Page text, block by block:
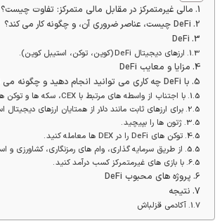
مالی غیرمتمرکز در مقابل مالی متمرکز: تفاوت چیست؟
DeFi چیست، عناصر ضروری آن، و چگونه کار می کند؟
DeFi
ارزهای دیجیتال DeFi (کوین، توکن، استیبل کوین).
مزایا و معایب DeFi
با DeFi چه کاری می توانید انجام دهید و چگونه می توان پول درآورد؟
با اجتناب از واسطه های مرتبط با CEX، سکه ها و توکن ها را در یک DEX مبادله کنید .
برای ارزهای ثابت مانند دلار از همتایان ارزهای دیجیتال
ژتون ها را بپیچید .
توکن های DeFi را در DEX ها معامله کنید .
از طریق سرمایه گذاری، وام های رمزنگاری، کشاورزی و
با بازی های غیرمتمرکز کسب درآمد کنید .
پروژه های محبوب DeFi
نتیجه
آکادمی قزلباش